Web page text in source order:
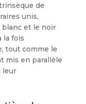
de
unis,
blanc et le noir
la fois
tout comme le
mis en parallèle
leur